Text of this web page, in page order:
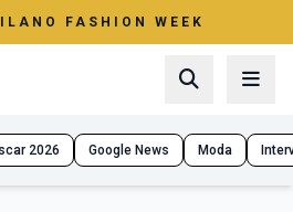
FASHION WEEK
2026 Google News Moda